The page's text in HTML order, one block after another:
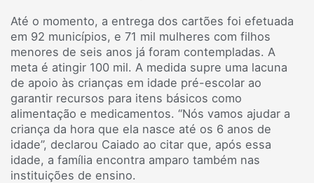
Até o momento, a entrega dos cartões foi efetuada
em 92 municípios, e 71 mil mulheres com filhos
menores de seis anos já foram contempladas. A
meta é atingir 100 mil. A medida supre uma lacuna
de apoio às crianças em idade pré-escolar ao
garantir recursos para itens básicos como
alimentação e medicamentos. “Nós vamos ajudar a
criança da hora que ela nasce até os 6 anos de
idade”, declarou Caiado ao citar que, após essa
idade, a família encontra amparo também nas
instituições de ensino.